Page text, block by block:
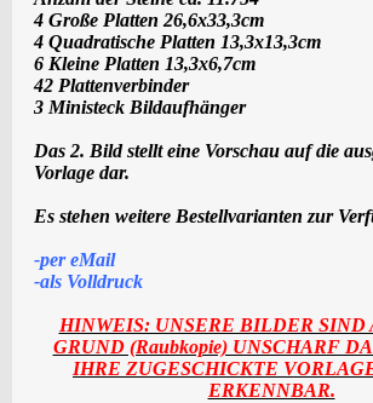
4 Große Platten 26,6x33,3cm
4 Quadratische Platten 13,3x13,3cm
6 Kleine Platten 13,3x6,7cm
42 Plattenverbinder
3 Ministeck Bildaufhänger
Das 2. Bild stellt eine Vorschau auf die
Vorlage dar.
Es stehen weitere Bestellvarianten zur
-per eMail
-als Volldruck
HINWEIS: UNSERE BILDER SIND
GRUND (Raubkopie) UNSCHARF
IHRE ZUGESCHICKTE
ERKENNBAR.